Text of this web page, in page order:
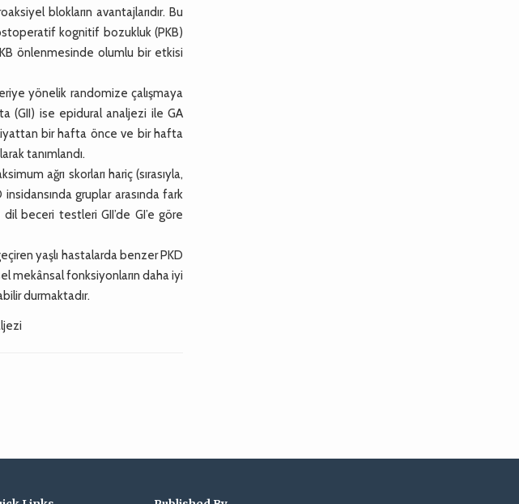
blokların avantajlarıdır. Bu
kognitif bozukluk (PKB)
önlenmesinde olumlu bir etkisi
yönelik randomize çalışmaya
(GII) ise epidural analjezi ile GA
bir hafta önce ve bir hafta
tanımlandı.
ağrı skorları hariç (sırasıyla,
gruplar arasında fark
beceri testleri GII’de GI’e göre
yaşlı hastalarda benzer PKD
mekânsal fonksiyonların daha iyi
durmaktadır.